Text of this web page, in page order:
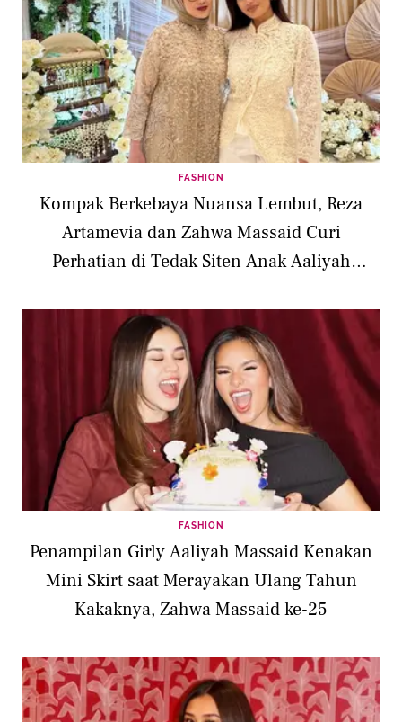
FASHION
Kompak Berkebaya Nuansa Lembut, Reza
Artamevia dan Zahwa Massaid Curi
Perhatian di Tedak Siten Anak Aaliyah
FASHION
Penampilan Girly Aaliyah Massaid Kenakan
Mini Skirt saat Merayakan Ulang Tahun
Kakaknya, Zahwa Massaid ke-25